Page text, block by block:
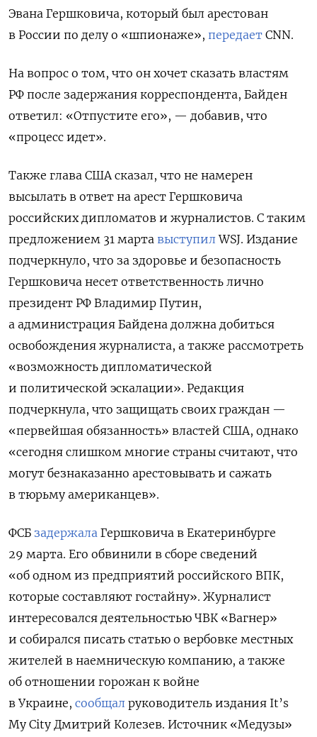
Эвана Гершковича, который был арестован
в России по делу о «шпионаже», передает CNN.
На вопрос о том, что он хочет сказать властям
РФ после задержания корреспондента, Байден
ответил: «Отпустите его», — добавив, что
«процесс идет».
Также глава США сказал, что не намерен
высылать в ответ на арест Гершковича
российских дипломатов и журналистов. С таким
предложением 31 марта выступилWSJ. Издание
подчеркнуло, что за здоровье и безопасность
Гершковича несет ответственность лично
президент РФ Владимир Путин,
а администрация Байдена должна добиться
освобождения журналиста, а также рассмотреть
«возможность дипломатической
и политической эскалации». Редакция
подчеркнула, что защищать своих граждан —
«первейшая обязанность» властей США, однако
«сегодня слишком многие страны считают, что
могут безнаказанно арестовывать и сажать
в тюрьму американцев».
ФСБ задержала Гершковича в Екатеринбурге
29 марта. Его обвинили в сборе сведений
«об одном из предприятий российского ВПК,
которые составляют гостайну». Журналист
интересовался деятельностью ЧВК «Вагнер»
и собирался писать статью о вербовке местных
жителей в наемническую компанию, а также
об отношении горожан к войне
в Украине, сообщал руководитель издания It’s
My City Дмитрий Колезев. Источник «Медузы»